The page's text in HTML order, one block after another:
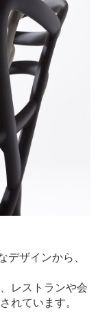
ザインから、
レストランや会
れています。